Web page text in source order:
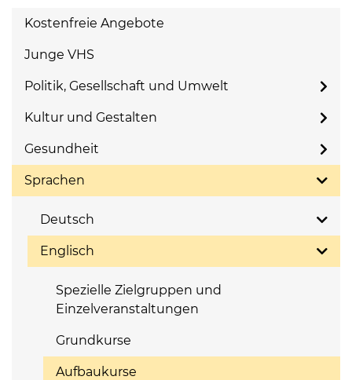
Kostenfreie Angebote
Junge VHS
Politik, Gesellschaft und Umwelt
Kultur und Gestalten
Gesundheit
Sprachen
Deutsch
Englisch
Spezielle Zielgruppen und
Einzelveranstaltungen
Grundkurse
Aufbaukurse